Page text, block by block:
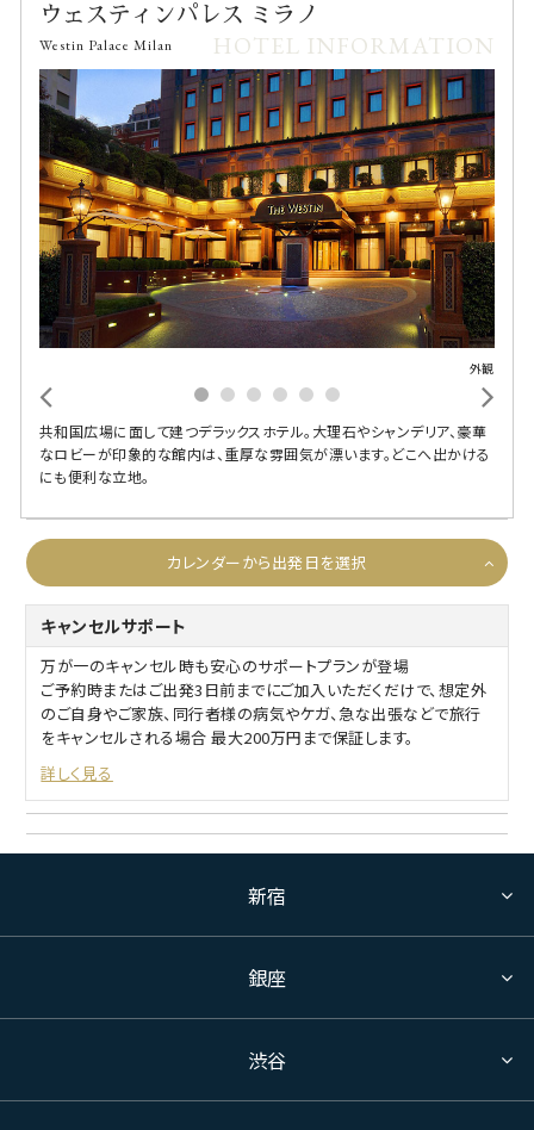
ウェスティンパレス ミラノ
Westin Palace Milan HOTEL INFORMATION
外観
共和国広場に面して建つデラックスホテル。大理石やシャンデリア、豪華
なロビーが印象的な館内は、重厚な雰囲気が漂います。どこへ出かける
にも便利な立地。
カレンダーから出発日を選択
キャンセルサポート
万が一のキャンセル時も安心のサポートプランが登場
ご予約時またはご出発3日前までにご加入いただくだけで、想定外
のご自身やご家族、同行者様の病気やケガ、急な出張などで旅行
をキャンセルされる場合 最大200万円まで保証します。
詳しく見る
新宿
銀座
渋谷